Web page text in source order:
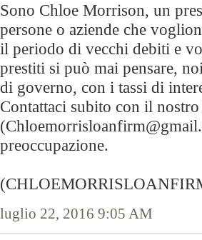
Sono Chloe Morrison, un
persone o aziende che
il periodo di vecchi debiti e
prestiti si può mai pensare,
di governo, con i tassi di
Contattaci subito con il
preoccupazione.
luglio 22, 2016 9:05 AM